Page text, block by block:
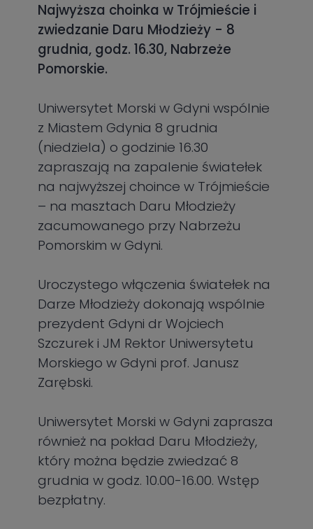
Najwyższa choinka w Trójmieście i
zwiedzanie Daru Młodzieży - 8
grudnia, godz. 16.30, Nabrzeże
Pomorskie.
Uniwersytet Morski w Gdyni wspólnie
z Miastem Gdynia 8 grudnia
(niedziela) o godzinie 16.30
zapraszają na zapalenie światełek
na najwyższej choince w Trójmieście
– na masztach Daru Młodzieży
zacumowanego przy Nabrzeżu
Pomorskim w Gdyni.
Uroczystego włączenia światełek na
Darze Młodzieży dokonają wspólnie
prezydent Gdyni dr Wojciech
Szczurek i JM Rektor Uniwersytetu
Morskiego w Gdyni prof. Janusz
Zarębski.
Uniwersytet Morski w Gdyni zaprasza
również na pokład Daru Młodzieży,
który można będzie zwiedzać 8
grudnia w godz. 10.00-16.00. Wstęp
bezpłatny.